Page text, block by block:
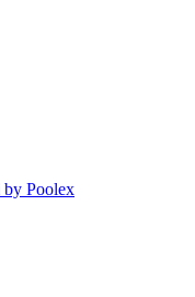
by Poolex